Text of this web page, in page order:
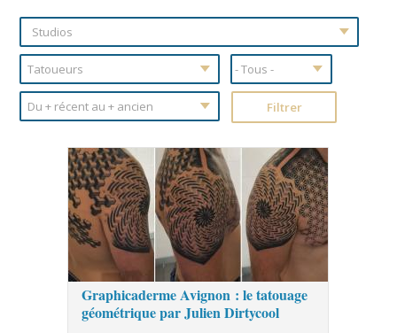
Graphicaderme Avignon : le tatouage
géométrique par Julien Dirtycool